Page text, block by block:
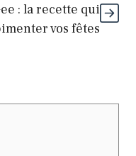
: la recette qui
vos fêtes